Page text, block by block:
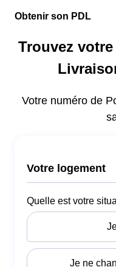
Obtenir son PDL